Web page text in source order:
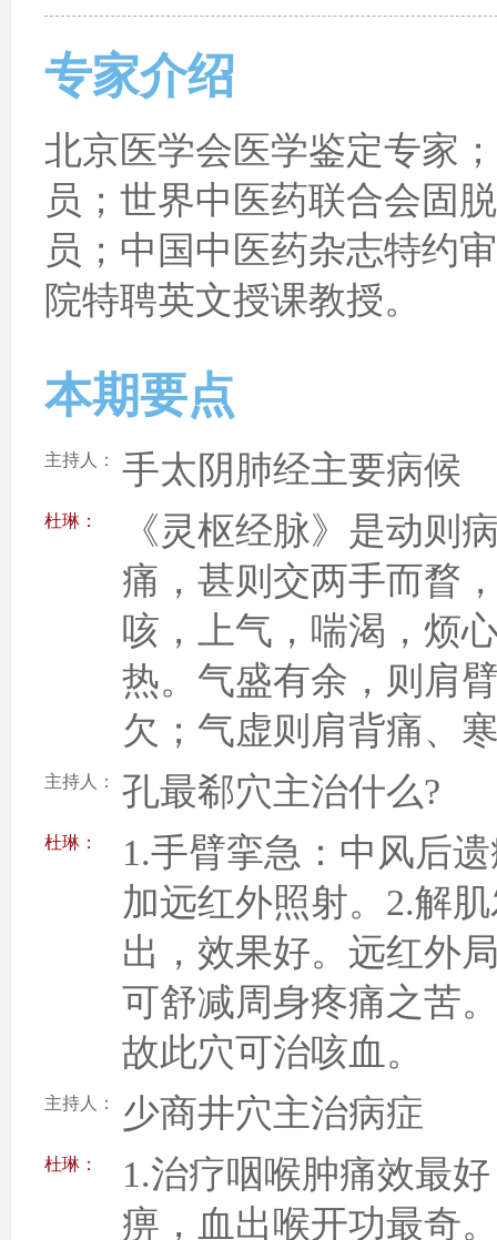
专家介绍
北京医学会医学鉴定专家
员；世界中医药联合会固
员；中国中医药杂志特约
院特聘英文授课教授。
本期要点
主持人： 手太阴肺经主要病候
杜琳：
《灵枢经脉》是动则
痛，甚则交两手而瞀
咳，上气，喘渴，烦
热。气盛有余，则肩
欠；气虚则肩背痛、
主持人： 孔最郗穴主治什么?
杜琳：
1.手臂挛急：中风后
加远红外照射。2.解
出，效果好。远红外
可舒减周身疼痛之苦
故此穴可治咳血。
主持人： 少商井穴主治病症
杜琳：
1.治疗咽喉肿痛效最
痹，血出喉开功最奇